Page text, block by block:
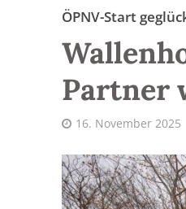
ÖPNV-Start
Partner
16. November 2025